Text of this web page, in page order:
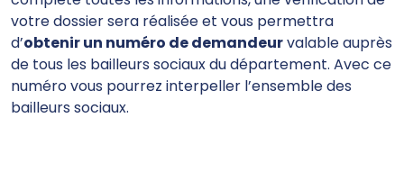
votre dossier sera réalisée et vous permettra
d’obtenir un numéro de demandeurvalable auprès
de tous les bailleurs sociaux du département. Avec ce
numéro vous pourrez interpeller l’ensemble des
bailleurs sociaux.